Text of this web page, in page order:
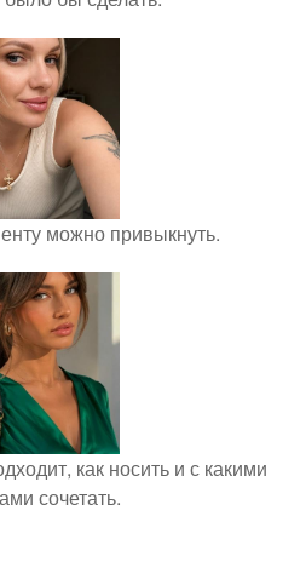
можно привыкнуть.
как носить и с какими
сочетать.